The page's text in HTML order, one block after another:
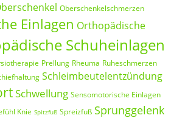
Oberschenkelschmerzen
Einlagen Orthopädische
Schuheinlagen
Prellung Rheuma Ruheschmerzen
Schleimbeutelentzündung
Schwellung Sensomotorische Einlagen
Knie Spitzfuß Spreizfuß Sprunggelenk